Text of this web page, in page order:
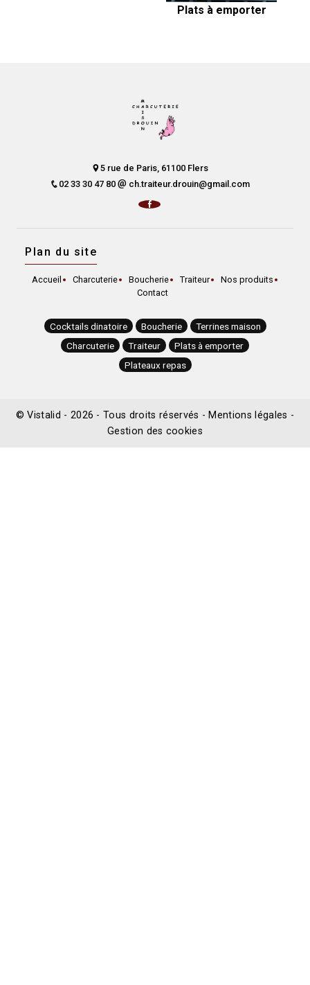
Plats à emporter
5 rue de Paris, 61100 Flers
02 33 30 47 80
ch.traiteur.drouin@gmail.com
Plan du site
Accueil Charcuterie Boucherie Traiteur
Nos produits
Contact
Cocktails dinatoire Boucherie
Terrines maison
Charcuterie
Traiteur
Plats à emporter
Plateaux repas
©Vistalid - 2026 - Tous droits réservés - Mentions légales -
Gestion des cookies